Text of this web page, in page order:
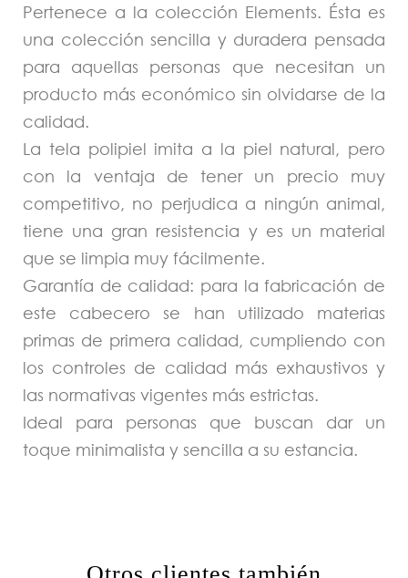
Pertenece a la colección Elements. Ésta es
una colección sencilla y duradera pensada
para aquellas personas que necesitan un
producto más económico sin olvidarse de la
calidad.
La tela polipiel imita a la piel natural, pero
con la ventaja de tener un precio muy
competitivo, no perjudica a ningún animal,
tiene una gran resistencia y es un material
que se limpia muy fácilmente.
Garantía de calidad: para la fabricación de
este cabecero se han utilizado materias
primas de primera calidad, cumpliendo con
los controles de calidad más exhaustivos y
las normativas vigentes más estrictas.
Ideal para personas que buscan dar un
toque minimalista y sencilla a su estancia.